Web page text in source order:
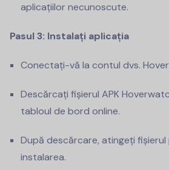
aplicațiilor necunoscute.
Pasul 3: Instalați aplicația
Conectați-vă la contul dvs.
Descărcați fișierul APK
tabloul de bord online.
După descărcare, atingeți
instalarea.